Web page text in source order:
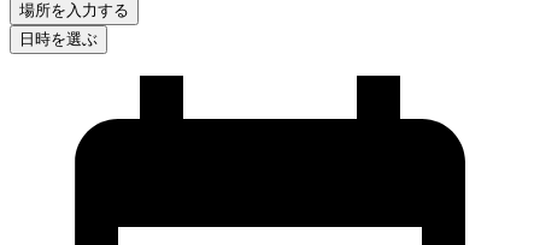
場所を入力する
日時を選ぶ